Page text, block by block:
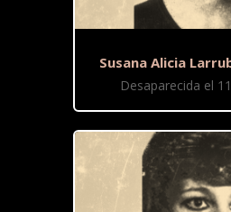
Susana Alicia
Desaparecida el